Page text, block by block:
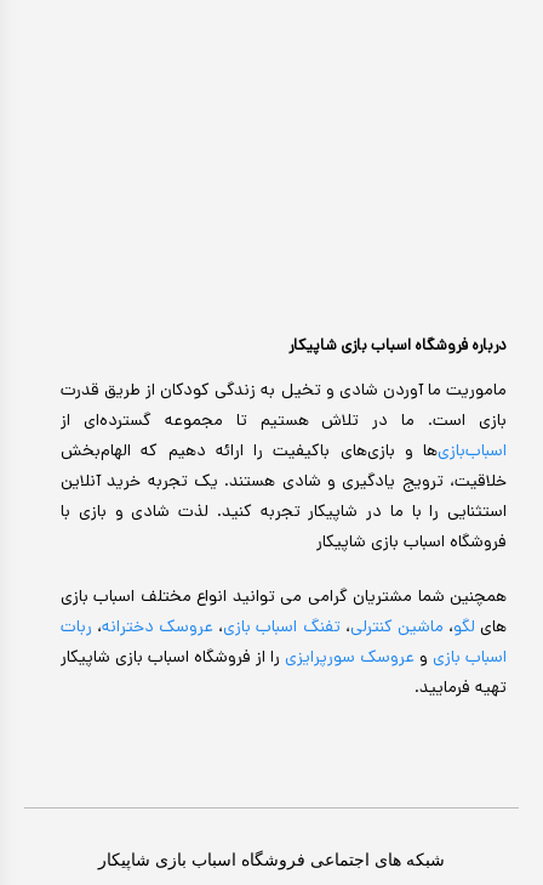
درباره فروشگاه اسباب بازی شاپیکار
ماموریت ما آوردن شادی و تخیل به زندگی کودکان از طریق قدرت
بازی است. ما در تلاش هستیم تا مجموعه گسترده‌ای از
اسباب‌بازی‌ها و بازی‌های باکیفیت را ارائه دهیم که الهام‌بخش
خلاقیت، ترویج یادگیری و شادی هستند. یک تجربه خرید آنلاین
استثنایی را با ما در شاپیکار تجربه کنید. لذت شادی و بازی با
فروشگاه اسباب بازی شاپیکار
همچنین شما مشتریان گرامی می توانید انواع مختلف اسباب بازی
های لگو، ماشین کنترلی،تفنگ اسباب بازی، عروسک دخترانه، ربات
اسباب بازی و عروسک سورپرایزی را از فروشگاه اسباب بازی شاپیکار
تهیه فرمایید.
شبکه های اجتماعی فروشگاه اسباب بازی شاپیکار